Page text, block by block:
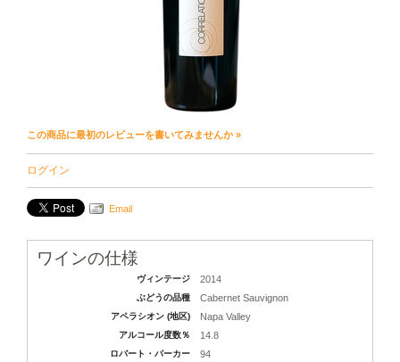
この商品に最初のレビューを書いてみませんか »
ログイン
Email
ワインの仕様
ヴィンテージ 2014
ぶどうの品種 Cabernet Sauvignon
アペラシオン (地区) Napa Valley
アルコール度数％ 14.8
ロバート・パーカー 94